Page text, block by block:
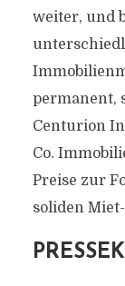
weiter, und
permanent,
Centurion
Co.
Preise zur
soliden